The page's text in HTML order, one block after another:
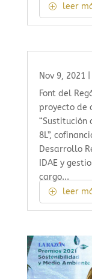
leer
Nov 9, 2021
Font del
proyecto de
“Sustitución
8L”,
Desarrollo
IDAE y
cargo...
leer